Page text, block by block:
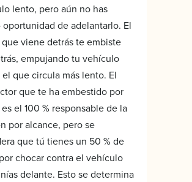
lento, pero aún no has
de adelantarlo. El
viene detrás te embiste
empujando tu vehículo
que circula más lento. El
que te ha embestido por
el 100 % responsable de la
por alcance, pero se
que tú tienes un 50 % de
chocar contra el vehículo
delante. Esto se determina